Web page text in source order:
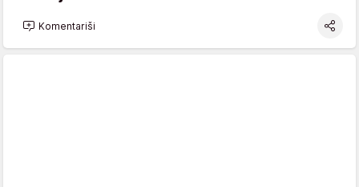
Komentariši